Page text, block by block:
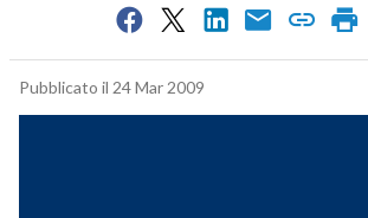
Pubblicato il 24 Mar 2009